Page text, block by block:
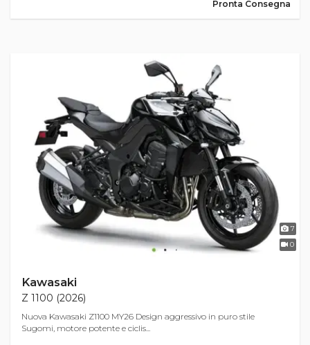
Pronta Consegna
7
0
Kawasaki
Z 1100 (2026)
Nuova Kawasaki Z1100 MY26 Design aggressivo in puro stile
Sugomi, motore potente e ciclis...